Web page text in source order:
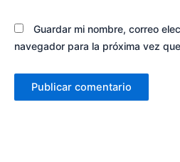
Guardar mi nombre, correo
navegador para la próxima vez